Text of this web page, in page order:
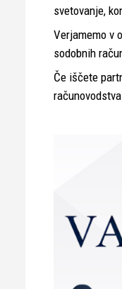
svetovanje,
Verjamemo v
sodobnih
Če iščete